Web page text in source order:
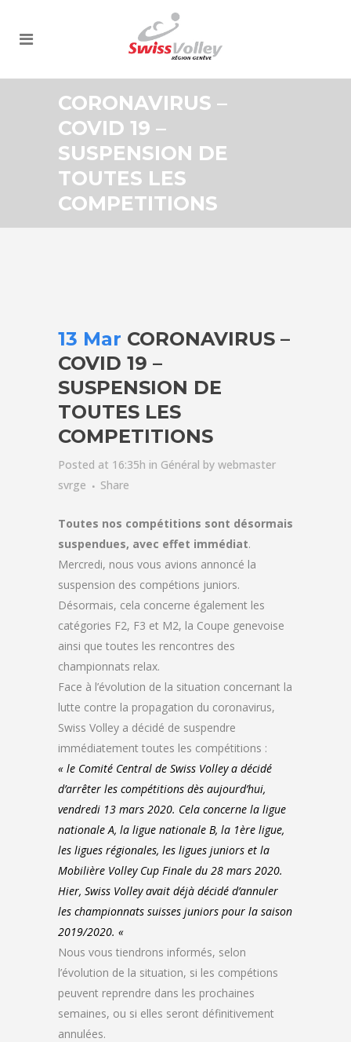
CORONAVIRUS –
COVID 19 –
SUSPENSION DE
TOUTES LES
COMPETITIONS
13 Mar CORONAVIRUS –
COVID 19 –
SUSPENSION DE
TOUTES LES
COMPETITIONS
Posted at 16:35h in Général by webmaster
svrge
Share
Toutes nos compétitions sont désormais
suspendues, avec effet immédiat.
Mercredi, nous vous avions annoncé la
suspension des compétions juniors.
Désormais, cela concerne également les
catégories F2, F3 et M2, la Coupe genevoise
ainsi que toutes les rencontres des
championnats relax.
Face à l’évolution de la situation concernant la
lutte contre la propagation du coronavirus,
Swiss Volley a décidé de suspendre
immédiatement toutes les compétitions :
« le Comité Central de Swiss Volley a décidé
d’arrêter les compétitions dès aujourd’hui,
vendredi 13 mars 2020. Cela concerne la ligue
nationale A, la ligue nationale B, la 1ère ligue,
les ligues régionales, les ligues juniors et la
Mobilière Volley Cup Finale du 28 mars 2020.
Hier, Swiss Volley avait déjà décidé d’annuler
les championnats suisses juniors pour la saison
2019/2020. «
Nous vous tiendrons informés, selon
l’évolution de la situation, si les compétions
peuvent reprendre dans les prochaines
semaines, ou si elles seront définitivement
annulées.